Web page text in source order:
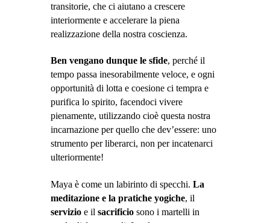
transitorie, che ci aiutano a crescere
interiormente e accelerare la piena
realizzazione della nostra coscienza.
Ben vengano dunque le sfide, perché il
tempo passa inesorabilmente veloce, e ogni
opportunità di lotta e coesione ci tempra e
purifica lo spirito, facendoci vivere
pienamente, utilizzando cioè questa nostra
incarnazione per quello che dev’essere: uno
strumento per liberarci, non per incatenarci
ulteriormente!
Maya è come un labirinto di specchi. La
meditazione e la pratiche yogiche, il
servizio e il sacrificio sono i martelli in